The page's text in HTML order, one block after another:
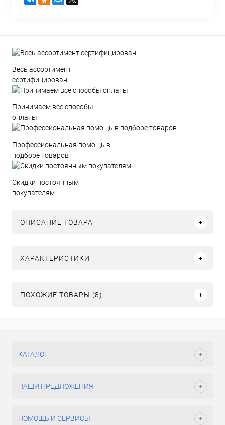
Весь ассортимент
сертифицирован
Принимаем все способы
оплаты
Профессиональная помощь в
подборе товаров
Скидки постоянным
покупателям
ОПИСАНИЕ ТОВАРА
ХАРАКТЕРИСТИКИ
ПОХОЖИЕ ТОВАРЫ (8)
КАТАЛОГ
НАШИ ПРЕДЛОЖЕНИЯ
ПОМОЩЬ И СЕРВИСЫ